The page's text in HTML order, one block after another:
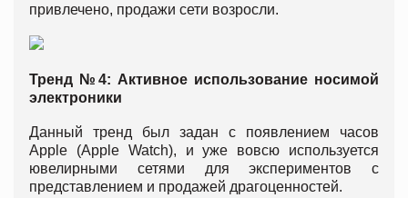
привлечено, продажи сети возросли.
Тренд №4: Активное использование носимой
электроники
Данный тренд был задан с появлением часов
Apple (Apple Watch), и уже вовсю используется
ювелирными сетями для экспериментов с
представлением и продажей драгоценностей.